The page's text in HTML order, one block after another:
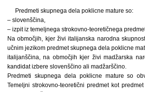
Predmeti skupnega dela poklicne mature so:
– slovenščina,
– izpit iz temeljnega strokovno-teoretičnega
Na območjih, kjer živi italijanska narodna
učnim jezikom predmet skupnega dela poklicne
italijanščina, na območjih kjer živi madžarska
kandidat izbere slovenščino ali madžarščino.
Predmeti skupnega dela poklicne mature so
Temeljni strokovno-teoretični predmet kot